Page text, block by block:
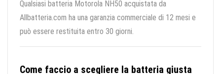
Qualsiasi batteria Motorola NH50 acquistata da
Allbatteria.com ha una garanzia commerciale di 12 mesi e
può essere restituita entro 30 giorni.
Come faccio a scegliere la batteria giusta